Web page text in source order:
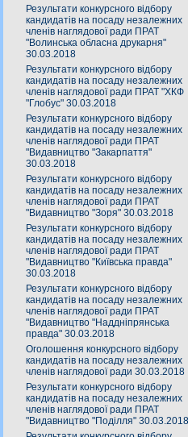
Результати конкурсного відбору
кандидатів на посаду незалежних
членів наглядової ради ПРАТ
"Волинська обласна друкарня"
30.03.2018
Результати конкурсного відбору
кандидатів на посаду незалежних
членів наглядової ради ПРАТ "ХКФ
"Глобус" 30.03.2018
Результати конкурсного відбору
кандидатів на посаду незалежних
членів наглядової ради ПРАТ
"Видавництво "Закарпаття"
30.03.2018
Результати конкурсного відбору
кандидатів на посаду незалежних
членів наглядової ради ПРАТ
"Видавництво "Зоря" 30.03.2018
Результати конкурсного відбору
кандидатів на посаду незалежних
членів наглядової ради ПРАТ
"Видавництво "Київська правда"
30.03.2018
Результати конкурсного відбору
кандидатів на посаду незалежних
членів наглядової ради ПРАТ
"Видавництво "Наддніпрянська
правда" 30.03.2018
Оголошення конкурсного відбору
кандидатів на посаду незалежних
членів наглядової ради 30.03.2018
Результати конкурсного відбору
кандидатів на посаду незалежних
членів наглядової ради ПРАТ
"Видавництво "Поділля" 30.03.2018